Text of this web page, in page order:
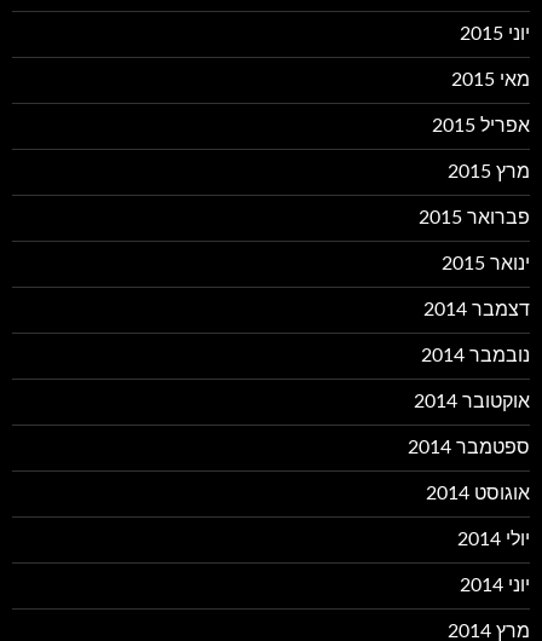
יוני 2015
מאי 2015
אפריל 2015
מרץ 2015
פברואר 2015
ינואר 2015
דצמבר 2014
נובמבר 2014
אוקטובר 2014
ספטמבר 2014
אוגוסט 2014
יולי 2014
יוני 2014
מרץ 2014